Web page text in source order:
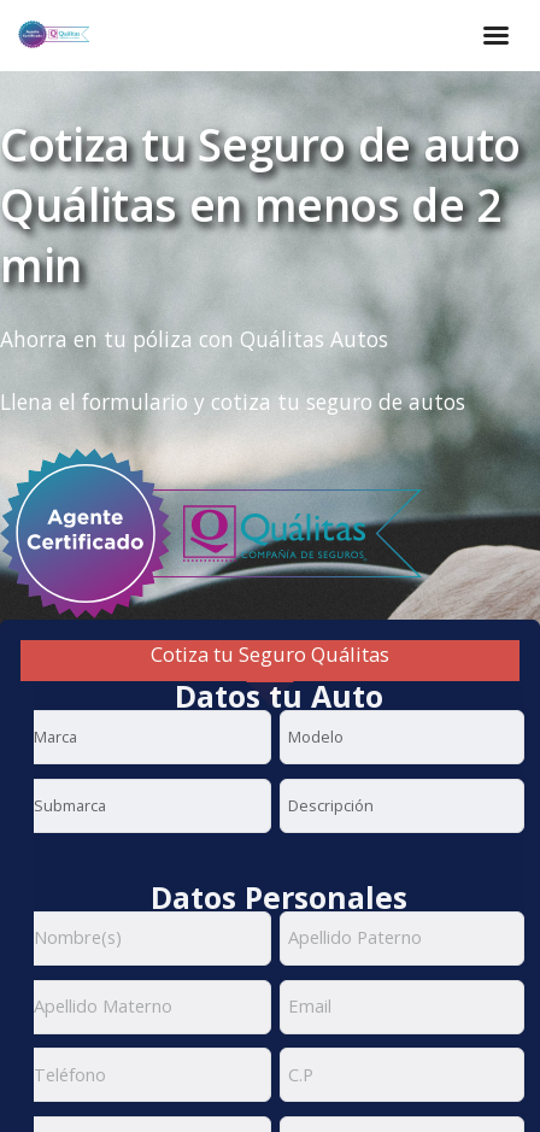
Cotiza tu Seguro de auto
Quálitas en menos de 2
min
Ahorra en tu póliza con Quálitas Autos
Llena el formulario y cotiza tu seguro de autos
Cotiza tu Seguro Quálitas
Datos tu Auto
Datos Personales